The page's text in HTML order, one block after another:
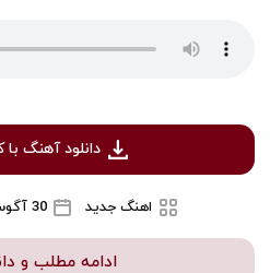
دانلود آهنگ
اهنگ جدید 30 آگوست 2023
ادامه مطلب و